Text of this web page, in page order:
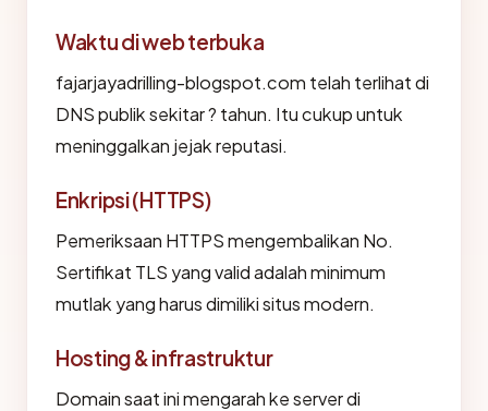
Waktu di web terbuka
fajarjayadrilling-blogspot.com telah terlihat di
DNS publik sekitar ? tahun. Itu cukup untuk
meninggalkan jejak reputasi.
Enkripsi (HTTPS)
Pemeriksaan HTTPS mengembalikan No.
Sertifikat TLS yang valid adalah minimum
mutlak yang harus dimiliki situs modern.
Hosting & infrastruktur
Domain saat ini mengarah ke server di